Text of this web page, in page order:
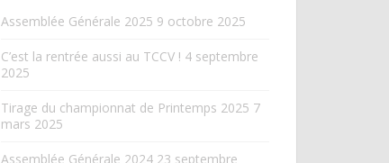
Assemblée Générale 2025 9 octobre 2025
C’est la rentrée aussi au TCCV ! 4 septembre
2025
Tirage du championnat de Printemps 2025 7
mars 2025
Assemblée Générale 2024 23 septembre